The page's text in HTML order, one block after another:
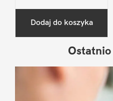
Dodaj do koszyka
Sidebar